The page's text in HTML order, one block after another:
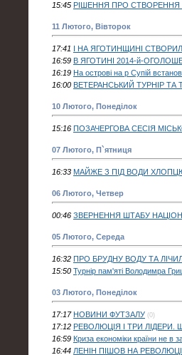
15:45 РІШЕННЯ ПРО СТВОРЕННЯ
11 Лютого, Вівторок
17:41 І НА ЯГОТИНЩИНІ
16:59 В ЯГОТИНІ 2014-й-
16:19 На острові на р Супій
16:00 ВЕТЕРАНСЬКИЙ ТУРНІР ТА
10 Лютого, Понеділок
15:16 ПОЗАЧЕРГОВА СЕСІЯ
07 Лютого, П`ятниця
16:33 МАЙЖЕ З ПІД ВОДИ
06 Лютого, Четвер
00:46 ЗВЕРНЕННЯ ШТАБУ
05 Лютого, Середа
16:32 ПРО БРУДНУ ВОДУ ТА
15:50 Турнір пам'яті Володимра
03 Лютого, Понеділок
17:17 НОВИНИ ФУТЗАЛУ (0)
17:12 РЕВОЛЮЦІЯ І ТРИ ЛІДЕРИ.
16:59 Криза економіки країни не в
16:44 ЛЕНІН ПІШОВ НА